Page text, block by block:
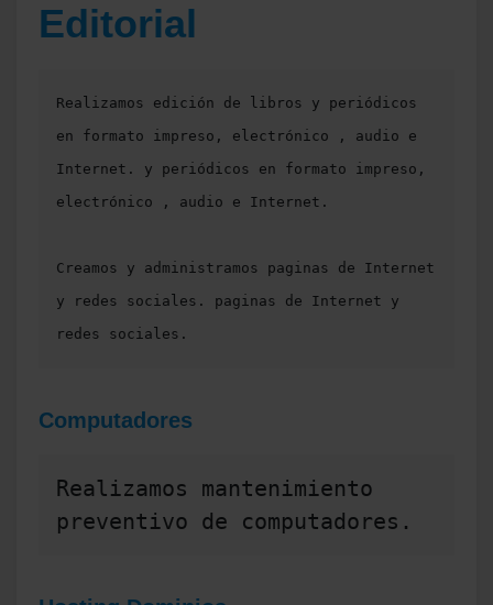
Editorial
Realizamos edición de libros y periódicos
en formato impreso, electrónico , audio e
Internet. y periódicos en formato impreso,
electrónico , audio e Internet.
Creamos y administramos paginas de Internet
y redes sociales. paginas de Internet y
redes sociales.
Computadores
Realizamos mantenimiento
preventivo de computadores.